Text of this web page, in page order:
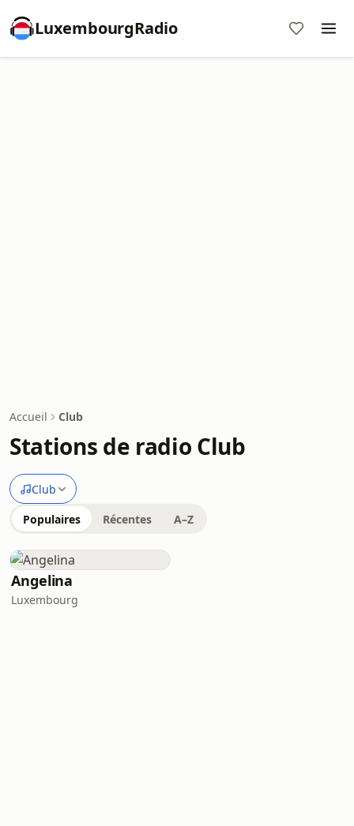
LuxembourgRadio
Accueil Club
Stations de radio Club
Club
Populaires Récentes A–Z
Angelina
Luxembourg